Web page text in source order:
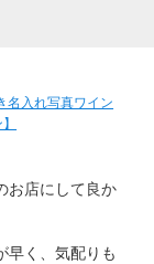
名入れ写真ワイン
お店にして良か
早く、気配りも